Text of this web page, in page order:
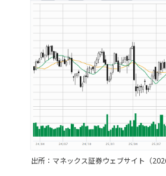
出所：マネックス証券ウェブサイト（